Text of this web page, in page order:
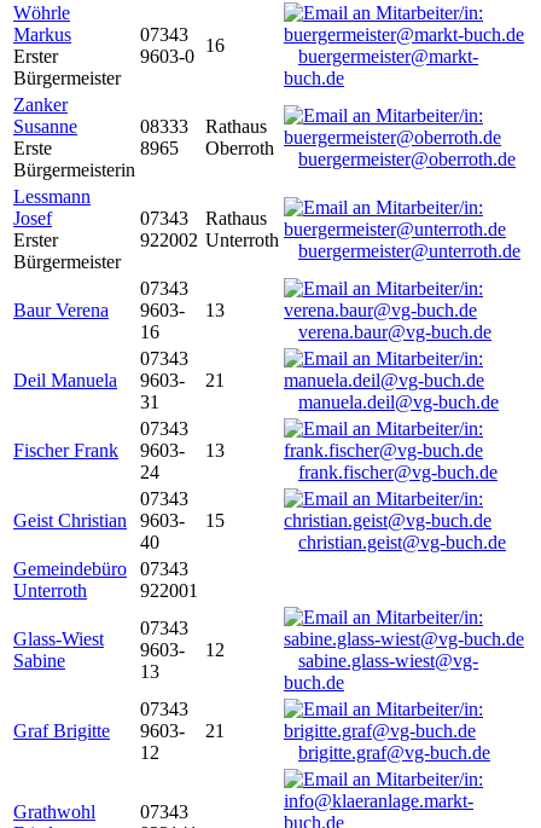
Wöhrle
Markus
Erster
Bürgermeister
07343
9603-0
16
buergermeister@markt-
buch.de
Zanker
Susanne
Erste
Bürgermeisterin
08333
8965
Rathaus
Oberroth
buergermeister@oberroth.de
Lessmann
Josef
Erster
Bürgermeister
07343
922002
Rathaus
Unterroth
buergermeister@unterroth.de
Baur Verena
07343
9603-
16
13
verena.baur@vg-buch.de
Deil Manuela
07343
9603-
31
21
manuela.deil@vg-buch.de
Fischer Frank
07343
9603-
24
13
frank.fischer@vg-buch.de
Geist Christian
07343
9603-
40
15
christian.geist@vg-buch.de
Gemeindebüro
Unterroth
07343
922001
Glass-Wiest
Sabine
07343
9603-
13
12
sabine.glass-wiest@vg-
buch.de
Graf Brigitte
07343
9603-
12
21
brigitte.graf@vg-buch.de
Grathwohl
07343